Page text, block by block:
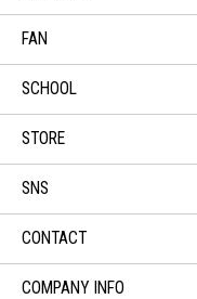
FAN
SCHOOL
STORE
SNS
CONTACT
COMPANY INFO